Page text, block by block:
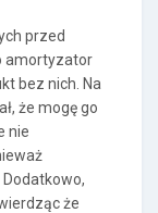
przed
amortyzator
bez nich. Na
że mogę go
nie
że